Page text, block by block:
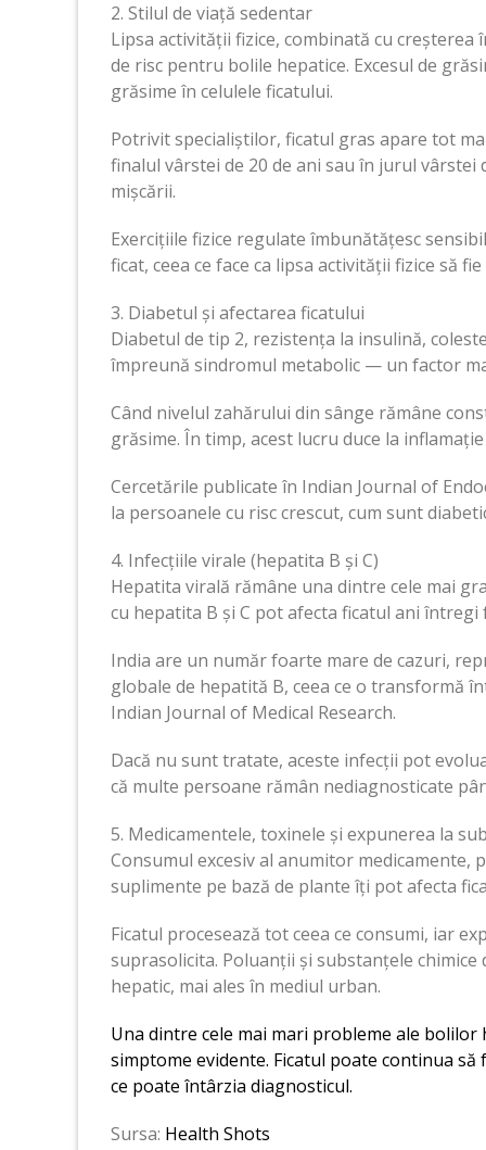
2. Stilul de viață sedentar
Lipsa activității fizice, combinată cu
de risc pentru bolile hepatice. Excesul de
grăsime în celulele ficatului.
Potrivit specialiștilor, ficatul gras apare tot
finalul vârstei de 20 de ani sau în jurul vârstei
mișcării.
Exercițiile fizice regulate îmbunătățesc
ficat, ceea ce face ca lipsa activității fizice să
3. Diabetul și afectarea ficatului
Diabetul de tip 2, rezistența la insulină,
împreună sindromul metabolic — un factor
Când nivelul zahărului din sânge rămâne
grăsime. În timp, acest lucru duce la
Cercetările publicate în Indian Journal of
la persoanele cu risc crescut, cum sunt
4. Infecțiile virale (hepatita B și C)
Hepatita virală rămâne una dintre cele mai
cu hepatita B și C pot afecta ficatul ani
India are un număr foarte mare de cazuri,
globale de hepatită B, ceea ce o transformă
Indian Journal of Medical Research.
Dacă nu sunt tratate, aceste infecții pot
că multe persoane rămân nediagnosticate
5. Medicamentele, toxinele și expunerea la
Consumul excesiv al anumitor medicamente,
suplimente pe bază de plante îți pot afecta
Ficatul procesează tot ceea ce consumi, iar
suprasolicita. Poluanții și substanțele
hepatic, mai ales în mediul urban.
Una dintre cele mai mari probleme ale bolilor
simptome evidente. Ficatul poate continua
ce poate întârzia diagnosticul.
Sursa: Health Shots